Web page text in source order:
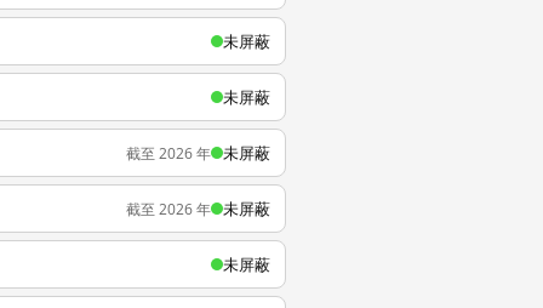
未屏蔽
未屏蔽
截至 2026 年 未屏蔽
截至 2026 年 未屏蔽
未屏蔽